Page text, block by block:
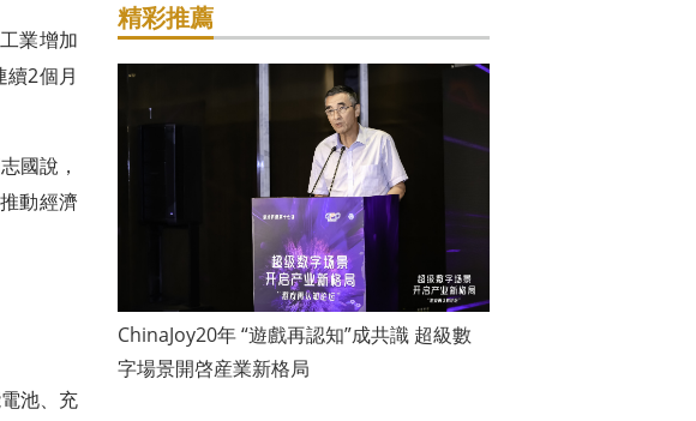
業增加
2個月
國說，
動經濟
池、充
精彩推薦
ChinaJoy20年 “遊戲再認知”成共識 超級數
字場景開啓産業新格局